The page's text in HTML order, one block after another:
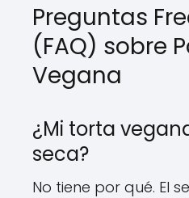
Preguntas
(FAQ) sobre
Vegana
¿Mi torta
seca?
No tiene por qué. El